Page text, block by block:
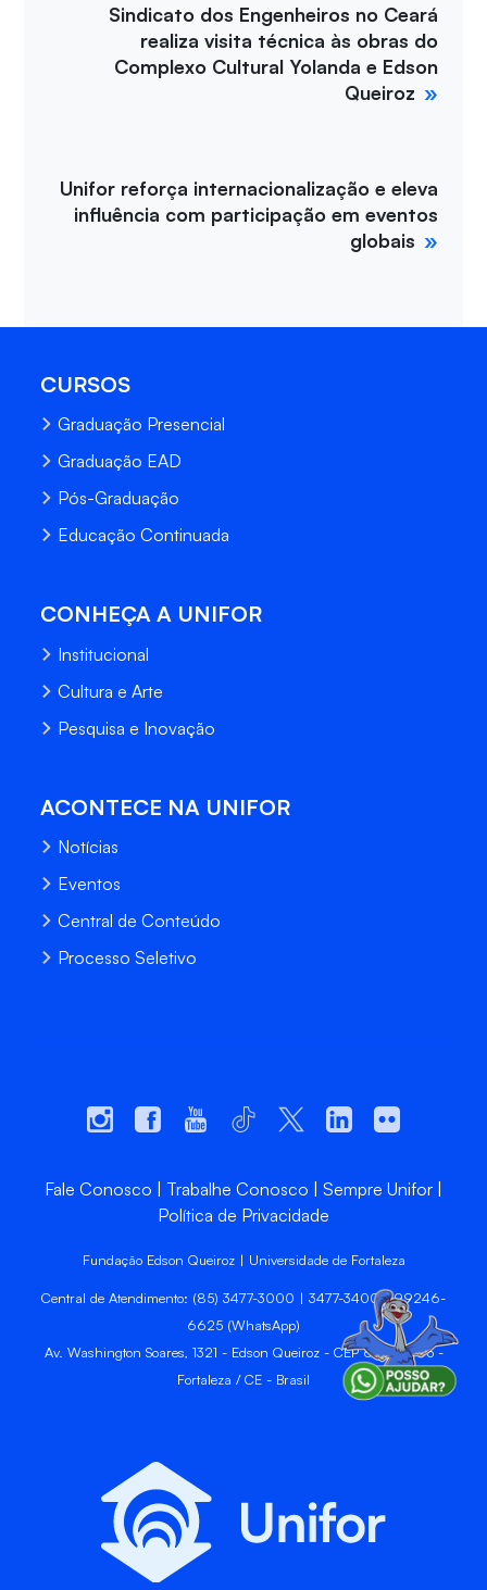
Sindicato dos Engenheiros no Ceará
realiza visita técnica às obras do
Complexo Cultural Yolanda e Edson
Queiroz
Unifor reforça internacionalização e eleva
influência com participação em eventos
globais
CURSOS
Graduação Presencial
Graduação EAD
Pós-Graduação
Educação Continuada
CONHEÇA A UNIFOR
Institucional
Cultura e Arte
Pesquisa e Inovação
ACONTECE NA UNIFOR
Notícias
Eventos
Central de Conteúdo
Processo Seletivo
Fale Conosco Trabalhe Conosco
Sempre Unifor
Política de Privacidade
Fundação Edson Queiroz | Universidade de Fortaleza
Central de Atendimento: (85) 3477-3000 | 3477-3400 | 99246-
6625 (WhatsApp)
Av. Washington Soares, 1321 - Edson Queiroz - CEP 60811-905 -
Fortaleza / CE - Brasil